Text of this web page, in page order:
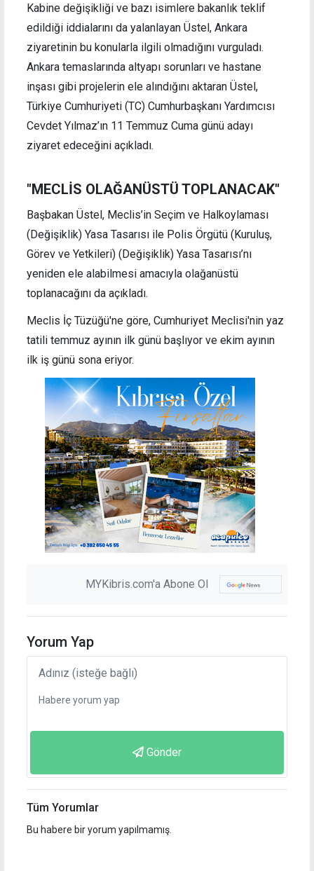
Kabine değişikliği ve bazı isimlere bakanlık teklif
edildiği iddialarını da yalanlayan Üstel, Ankara
ziyaretinin bu konularla ilgili olmadığını vurguladı.
Ankara temaslarında altyapı sorunları ve hastane
inşası gibi projelerin ele alındığını aktaran Üstel,
Türkiye Cumhuriyeti (TC) Cumhurbaşkanı Yardımcısı
Cevdet Yılmaz’ın 11 Temmuz Cuma günü adayı
ziyaret edeceğini açıkladı.
"MECLİS OLAĞANÜSTÜ TOPLANACAK"
Başbakan Üstel, Meclis’in Seçim ve Halkoylaması
(Değişiklik) Yasa Tasarısı ile Polis Örgütü (Kuruluş,
Görev ve Yetkileri) (Değişiklik) Yasa Tasarısı’nı
yeniden ele alabilmesi amacıyla olağanüstü
toplanacağını da açıkladı.
Meclis İç Tüzüğü'ne göre, Cumhuriyet Meclisi'nin yaz
tatili temmuz ayının ilk günü başlıyor ve ekim ayının
ilk iş günü sona eriyor.
MYKibris.com'a Abone Ol
Yorum Yap
Gönder
Tüm Yorumlar
Bu habere bir yorum yapılmamış.